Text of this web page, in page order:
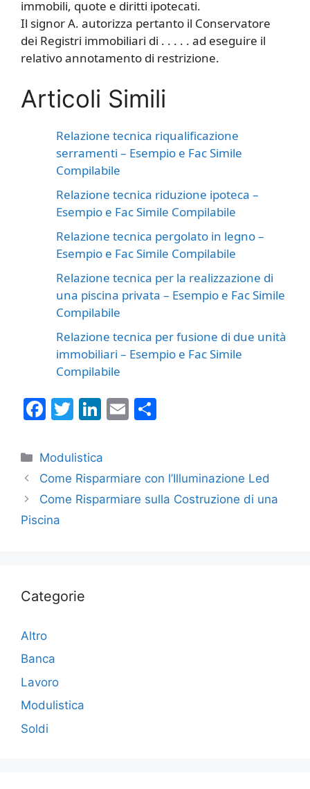
immobili, quote e diritti ipotecati.
Il signor A. autorizza pertanto il Conservatore
dei Registri immobiliari di . . . . . ad eseguire il
relativo annotamento di restrizione.
Articoli Simili
Relazione tecnica riqualificazione
serramenti – Esempio e Fac Simile
Compilabile
Relazione tecnica riduzione ipoteca –
Esempio e Fac Simile Compilabile
Relazione tecnica pergolato in legno​​ –
Esempio e Fac Simile Compilabile
Relazione tecnica per la realizzazione di
una piscina privata​​ – Esempio e Fac Simile
Compilabile
Relazione tecnica per fusione di due unità
immobiliari​​ – Esempio e Fac Simile
Compilabile
F
c
e
b
o
T
itt
er
Li
k
e
dI
E
l
di
vi
Categorie
Modulistica
Come Risparmiare con l’Illuminazione Led
Come Risparmiare sulla Costruzione di una
Piscina
Categorie
Altro
Banca
Lavoro
Modulistica
Soldi